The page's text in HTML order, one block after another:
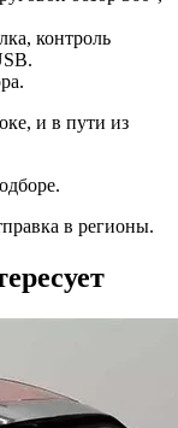
контроль
и в пути из
в регионы.